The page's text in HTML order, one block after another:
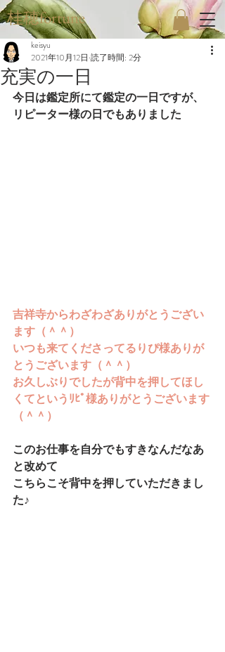
桂穂fortune
充実の一日
keisyu
2021年10月12日 読了時間: 2分
今日は鑑定所にて鑑定の一日ですが、
リピーター様の日でもありました
吉祥寺からわざわざありがとうござい
ます（＾＾）
いつも来てくださってるりぴ様ありが
とうございます（＾＾）
お久しぶりでしたが背中を押してほし
くてというﾘﾋﾟ様ありがとうございます
（＾＾）
このお仕事を自分でもすきなんだなあ
と改めて
こちらこそ背中を押していただきまし
た♪